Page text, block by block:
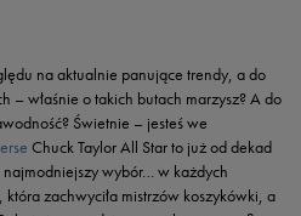
na aktualnie panujące trendy, a do
– właśnie o takich butach marzysz? A do
Świetnie – jesteś we
Chuck Taylor All Star to już od dekad
wybór… w każdych
zachwyciła mistrzów koszykówki, a